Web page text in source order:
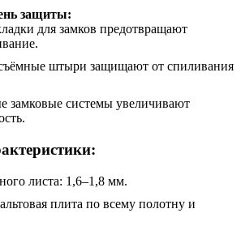
защиты:
для замков предотвращают
штыри защищают от спиливания
замковые системы увеличивают
листа: 1,6–1,8 мм.
плита по всему полотну и